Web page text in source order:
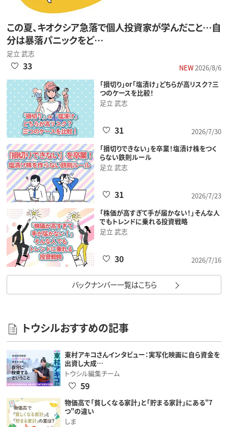
この夏、キオクシア急落で個人投資家が学んだこと…自
分は暴落パニックをど…
足立 武志
NEW2026/8/6
33
「損切り」or「塩漬け」どちらが高リスク？三
つのケースを比較！
足立 武志
2026/7/30
31
「損切りできない」を卒業！塩漬け株をつく
らない鉄則ルール
足立 武志
2026/7/23
31
「株価が高すぎて手が届かない！」そんな人
でもトレンドに乗れる投資戦略
足立 武志
2026/7/16
30
バックナンバー一覧はこちら
トウシルおすすめの記事
東村アキコさんインタビュー：実写化映画に自ら資金を
出資し大成…
トウシル編集チーム
59
物価高で「貧しくなる家計」と「貯まる家計」にある"7
つ"の違い
しま